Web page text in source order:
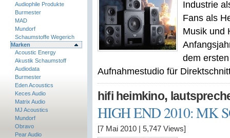
Audiophile Produkte
Burmester
MAD
Mundorf
Schaumstoffe Wegerich
Marken
Acoustic Energy
Akustik Schaumstoff
Audiodata
Burmester
Eden Acoustics
Keces Audio
Matrix Audio
MJ Acoustics
Mundorf
Obravo
Pear Audio
Industrie
Fans als
Musik und
dem
Aufnahmestudio für
hifi heimkino,
HIGH END 2010: MK
[7 Mai 2010 5,747 Views]